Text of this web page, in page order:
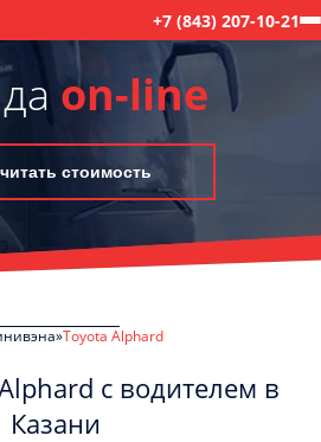
+7 (843) 207-10-21
on-line
стоимость
Toyota Alphard
с водителем в
Казани